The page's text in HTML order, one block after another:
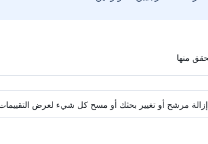
إزالة مرشح أو تغيير بحثك أو مسح كل شيء لعرض